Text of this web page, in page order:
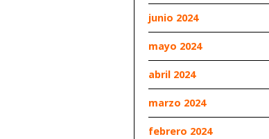
junio 2024
mayo 2024
abril 2024
marzo 2024
febrero 2024